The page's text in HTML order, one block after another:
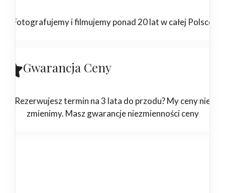
Fotografujemy i filmujemy ponad 20 lat w całej Polsce
Gwarancja Ceny
Rezerwujesz termin na 3 lata do przodu? My ceny nie
zmienimy. Masz gwarancje niezmienności ceny